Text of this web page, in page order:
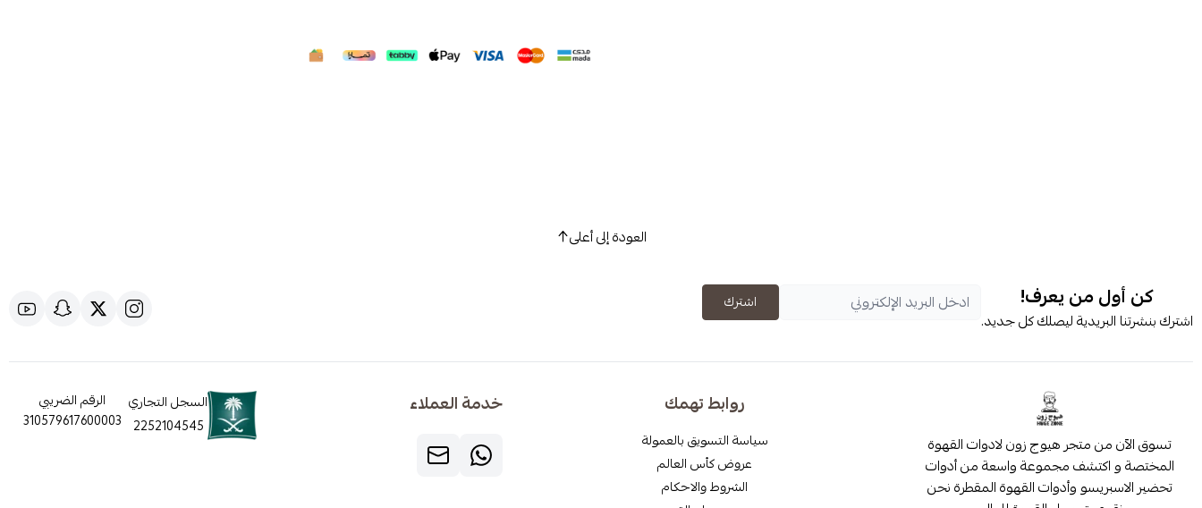
العودة إلى أعلى
كن أول من يعرف!
اشترك بنشرتنا البريدية ليصلك كل جديد.
اشترك
تسوق الآن من متجر هيوج زون لادوات القهوة
المختصة و اكتشف مجموعة واسعة من أدوات
تحضير الاسبريسو وأدوات القهوة المقطرة نحن
روابط تهمك
سياسة التسويق بالعمولة
عروض كأس العالم
الشروط والاحكام
خدمة العملاء
السجل التجاري
2252104545
الرقم الضريبي
310579617600003